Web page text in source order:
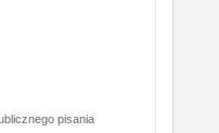
pisania